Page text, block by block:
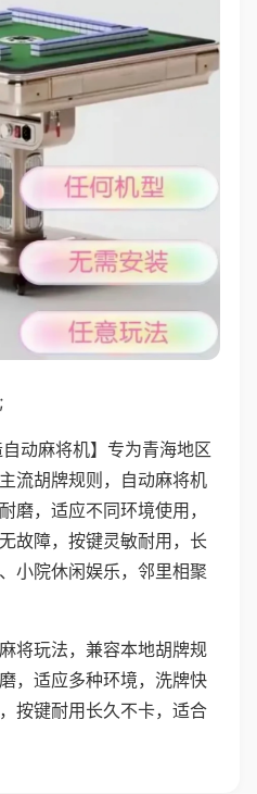
自动麻将机】专为青海地区
流胡牌规则，自动麻将机
磨，适应不同环境使用，
故障，按键灵敏耐用，长
小院休闲娱乐，邻里相聚
将玩法，兼容本地胡牌规
，适应多种环境，洗牌快
按键耐用长久不卡，适合